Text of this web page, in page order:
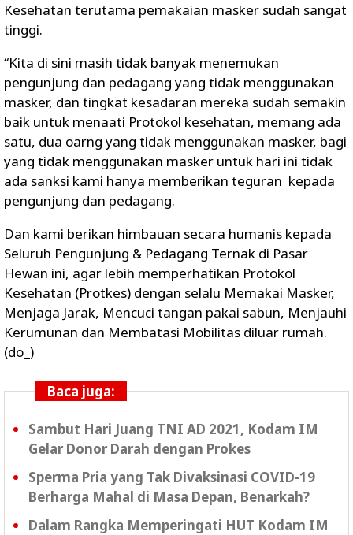
Kesehatan terutama pemakaian masker sudah sangat
tinggi.
“Kita di sini masih tidak banyak menemukan
pengunjung dan pedagang yang tidak menggunakan
masker, dan tingkat kesadaran mereka sudah semakin
baik untuk menaati Protokol kesehatan, memang ada
satu, dua oarng yang tidak menggunakan masker, bagi
yang tidak menggunakan masker untuk hari ini tidak
ada sanksi kami hanya memberikan teguran kepada
pengunjung dan pedagang.
Dan kami berikan himbauan secara humanis kepada
Seluruh Pengunjung & Pedagang Ternak di Pasar
Hewan ini, agar lebih memperhatikan Protokol
Kesehatan (Protkes) dengan selalu Memakai Masker,
Menjaga Jarak, Mencuci tangan pakai sabun, Menjauhi
Kerumunan dan Membatasi Mobilitas diluar rumah.
(do_)
Baca juga:
Sambut Hari Juang TNI AD 2021, Kodam IM
Gelar Donor Darah dengan Prokes
Sperma Pria yang Tak Divaksinasi COVID-19
Berharga Mahal di Masa Depan, Benarkah?
Dalam Rangka Memperingati HUT Kodam IM